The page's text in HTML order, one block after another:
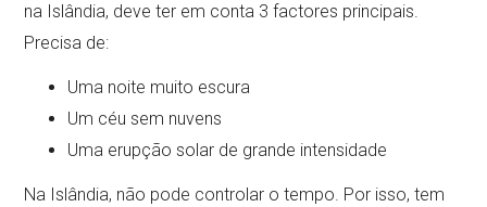
na Islândia, deve ter em conta 3 factores principais.
Precisa de:
Uma noite muito escura
Um céu sem nuvens
Uma erupção solar de grande intensidade
Na Islândia, não pode controlar o tempo. Por isso, tem